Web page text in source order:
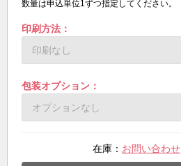
数量は申込単位1ずつ指定してください。
印刷方法：
包装オプション：
在庫： お問い合わせ